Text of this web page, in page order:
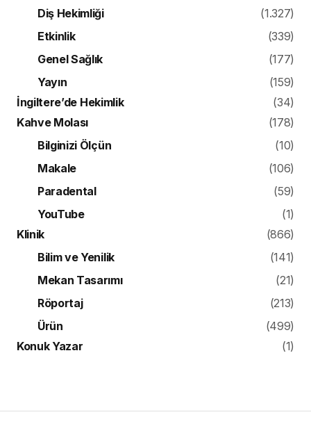
Diş Hekimliği
(1.327)
Etkinlik
(339)
Genel Sağlık
(177)
Yayın
(159)
İngiltere’de Hekimlik
(34)
Kahve Molası
(178)
Bilginizi Ölçün
(10)
Makale
(106)
Paradental
(59)
YouTube
(1)
Klinik
(866)
Bilim ve Yenilik
(141)
Mekan Tasarımı
(21)
Röportaj
(213)
Ürün
(499)
Konuk Yazar
(1)